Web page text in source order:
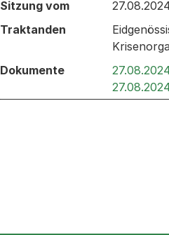
Sitzung vom
27.08.2024
Traktanden
Dokumente